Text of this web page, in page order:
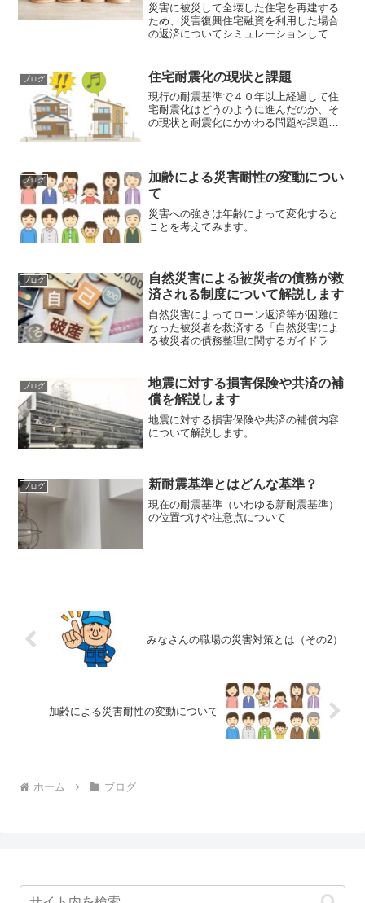
災害に被災して全壊した住宅を再建する
ため、災害復興住宅融資を利用した場合
の返済についてシミュレーションしてみ
ブログ 住宅耐震化の現状と課題
現行の耐震基準で４０年以上経過して住
宅耐震化はどうのように進んだのか、そ
の現状と耐震化にかかわる問題や課題を
ブログ
加齢による災害耐性の変動につい
て
災害への強さは年齢によって変化すると
ことを考えてみます。
ブログ
自然災害による被災者の債務が救
済される制度について解説します
自然災害によってローン返済等が困難に
なった被災者を救済する「自然災害によ
る被災者の債務整理に関するガイドライ
ブログ
地震に対する損害保険や共済の補
償を解説します
地震に対する損害保険や共済の補償内容
について解説します。
ブログ 新耐震基準とはどんな基準？
現在の耐震基準（いわゆる新耐震基準）
の位置づけや注意点について
みなさんの職場の災害対策とは（その2）
加齢による災害耐性の変動について
ホーム ブログ